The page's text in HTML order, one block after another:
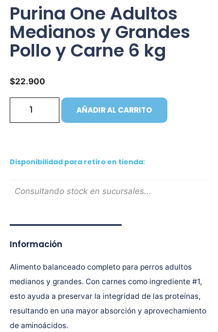
Purina One Adultos
Medianos y Grandes
Pollo y Carne 6 kg
$22.900
AÑADIR AL CARRITO
Disponibilidad para retiro en tienda:
Consultando stock en sucursales...
Información
Alimento balanceado completo para perros adultos
medianos y grandes. Con carnes como ingrediente #1,
esto ayuda a preservar la integridad de las proteínas,
resultando en una mayor absorción y aprovechamiento
de aminoácidos.